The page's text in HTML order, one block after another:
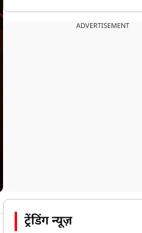
भारत समेत 5 देशों पर 100% टैरिफ
ADVERTISEMENT
ट्रेंडिंग न्यूज़